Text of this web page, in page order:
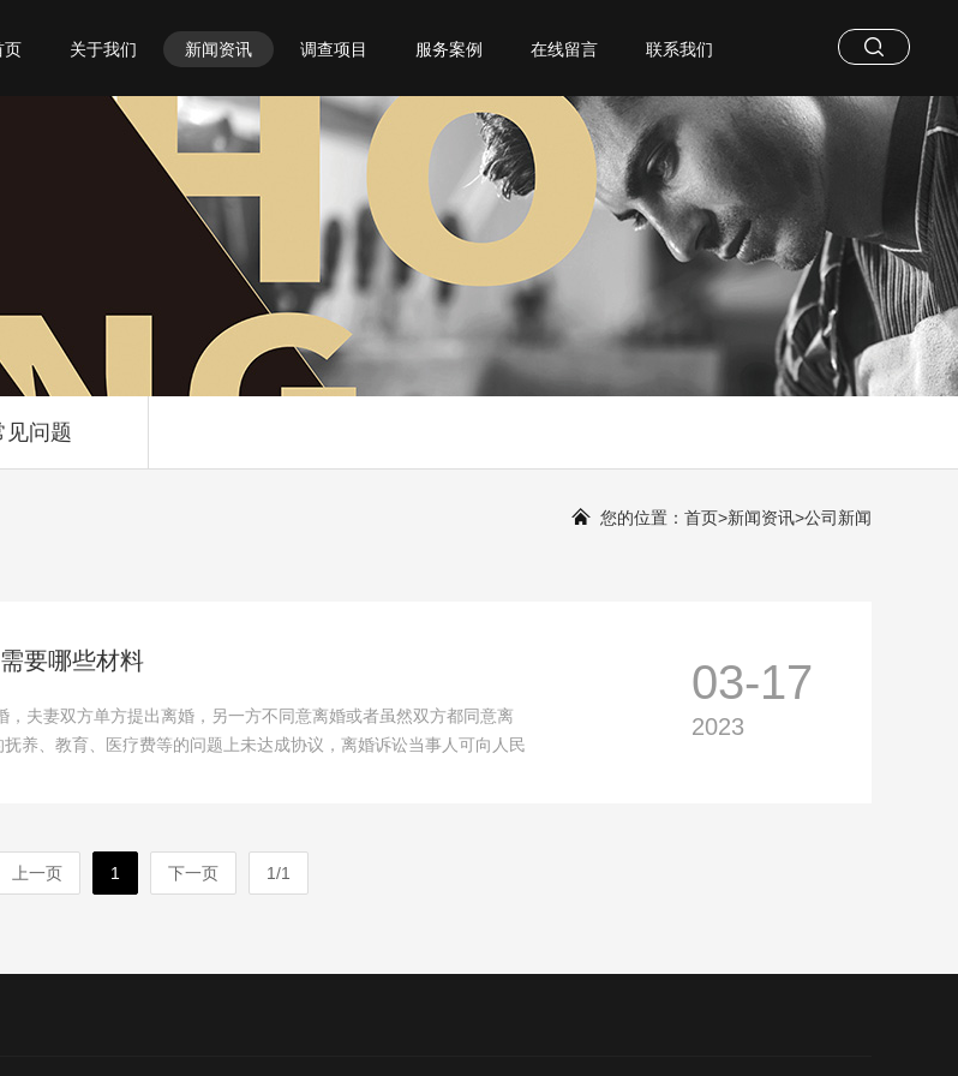
页 关于我们 新闻资讯 调查项目 服务案例 在线留言 联系我们
见问题
您的位置： 首页>新闻资讯>公司新闻
03-17
2023
要哪些材料
夫妻双方单方提出离婚，另一方不同意离婚或者虽然双方都同意离
养、教育、医疗费等的问题上未达成协议，离婚诉讼当事人可向人民
上一页 1 下一页 1/1